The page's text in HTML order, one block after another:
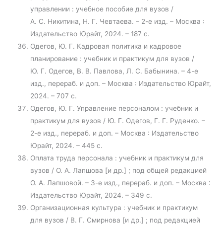
управлении : учебное пособие для вузов /
А. С. Никитина, Н. Г. Чевтаева. – 2-е изд. – Москва :
Издательство Юрайт, 2024. – 187 с.
Одегов, Ю. Г. Кадровая политика и кадровое
планирование : учебник и практикум для вузов /
Ю. Г. Одегов, В. В. Павлова, Л. С. Бабынина. – 4-е
изд., перераб. и доп. – Москва : Издательство Юрайт,
2024. – 707 с.
Одегов, Ю. Г. Управление персоналом : учебник и
практикум для вузов / Ю. Г. Одегов, Г. Г. Руденко. –
2-е изд., перераб. и доп. – Москва : Издательство
Юрайт, 2024. – 445 с.
Оплата труда персонала : учебник и практикум для
вузов / О. А. Лапшова [и др.] ; под общей редакцией
О. А. Лапшовой. – 3-е изд., перераб. и доп. – Москва :
Издательство Юрайт, 2024. – 349 с.
Организационная культура : учебник и практикум
для вузов / В. Г. Смирнова [и др.] ; под редакцией